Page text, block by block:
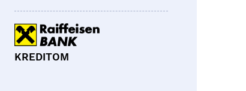
KREDITOM